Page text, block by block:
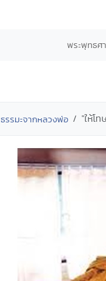
พระพุทธศ
ธรรมะจากหลวงพ่อ "ให้โ